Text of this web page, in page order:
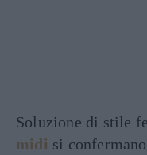
Soluzione di stile
midi si